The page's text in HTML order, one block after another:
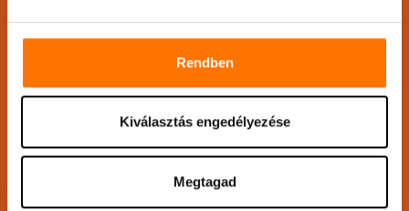
Rendben
Kiválasztás engedélyezése
Megtagad
Üzenet*